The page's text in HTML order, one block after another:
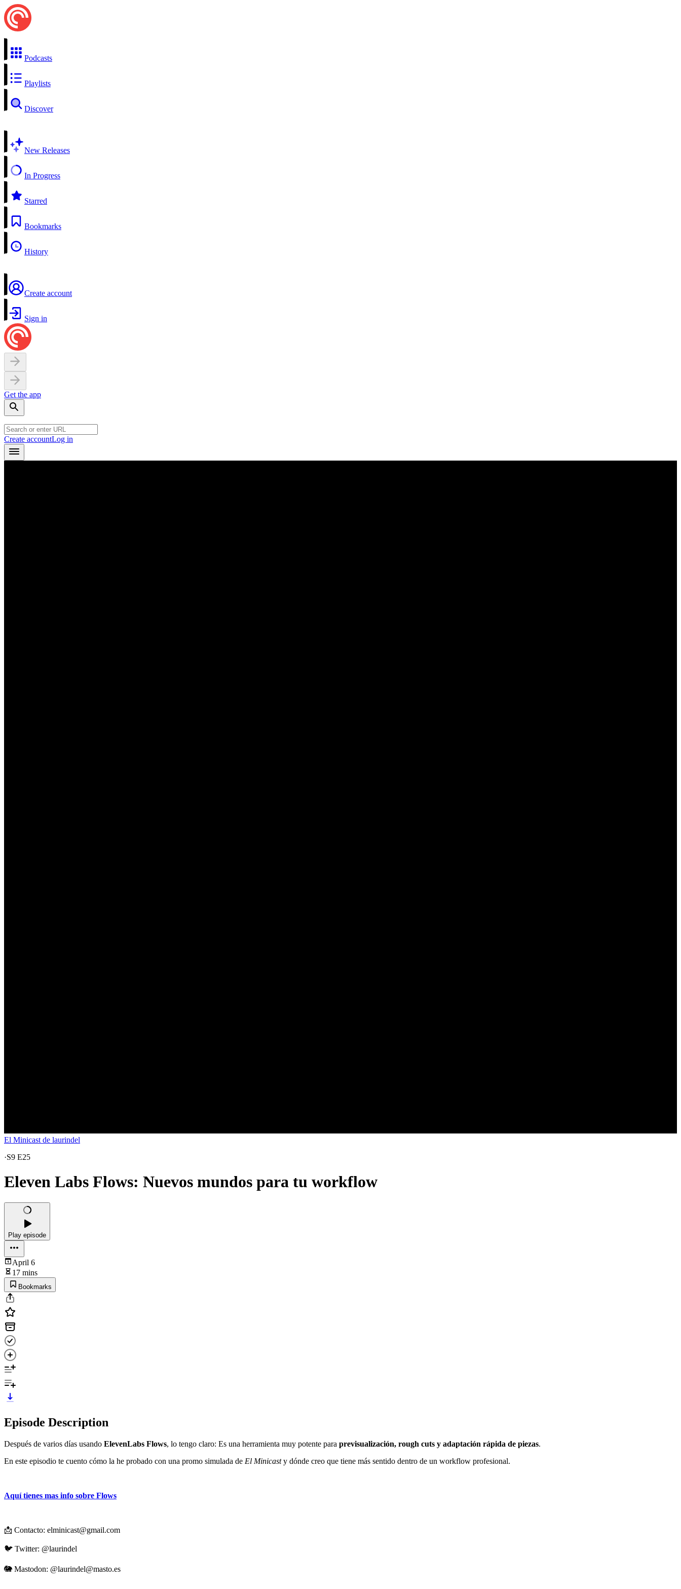
Podcasts
Playlists
Discover
New Releases
In Progress
Starred
Bookmarks
History
Create account
Sign in
Get the app
Create accountLog in
El Minicast de laurindel
·S9 E25
Eleven Labs Flows: Nuevos mundos para tu workflow
Play episode
April 6
17 mins
Bookmarks
Episode Description
Después de varios días usando ElevenLabs Flows, lo tengo claro: Es una herramienta muy potente para previsualización, rough cuts y adaptación rápida de piezas.
En este episodio te cuento cómo la he probado con una promo simulada de El Minicasty dónde creo que tiene más sentido dentro de un workflow profesional.
Aquí tienes mas info sobre Flows
📩 Contacto: ⁠⁠⁠⁠⁠⁠⁠⁠⁠⁠⁠⁠⁠elminicast@gmail.com⁠⁠⁠⁠⁠⁠⁠⁠⁠⁠⁠⁠⁠
🐦 Twitter: @laurindel
🐘 Mastodon: @⁠⁠⁠⁠⁠⁠⁠⁠⁠⁠⁠⁠⁠laurindel@masto.es⁠⁠⁠⁠⁠⁠⁠⁠⁠⁠⁠⁠⁠